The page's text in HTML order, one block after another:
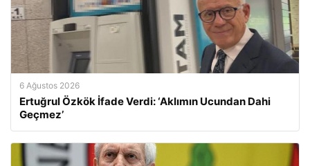
6 Ağustos 2026
Ertuğrul Özkök İfade Verdi: ‘Aklımın Ucundan Dahi
Geçmez’